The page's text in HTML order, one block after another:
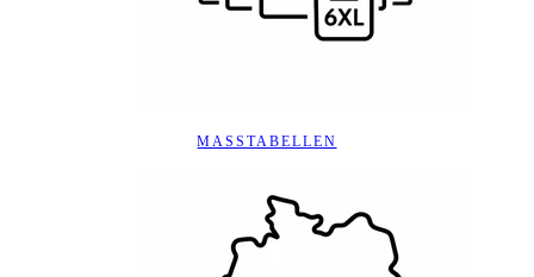
MASSTABELLEN